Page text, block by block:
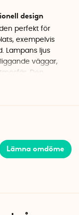
design
perfekt för
exempelvis
Lampans ljus
väggar,
Den
timmars driftstid på
ljusstyrkan efter
en smart
inställning.
Lämna omdöme